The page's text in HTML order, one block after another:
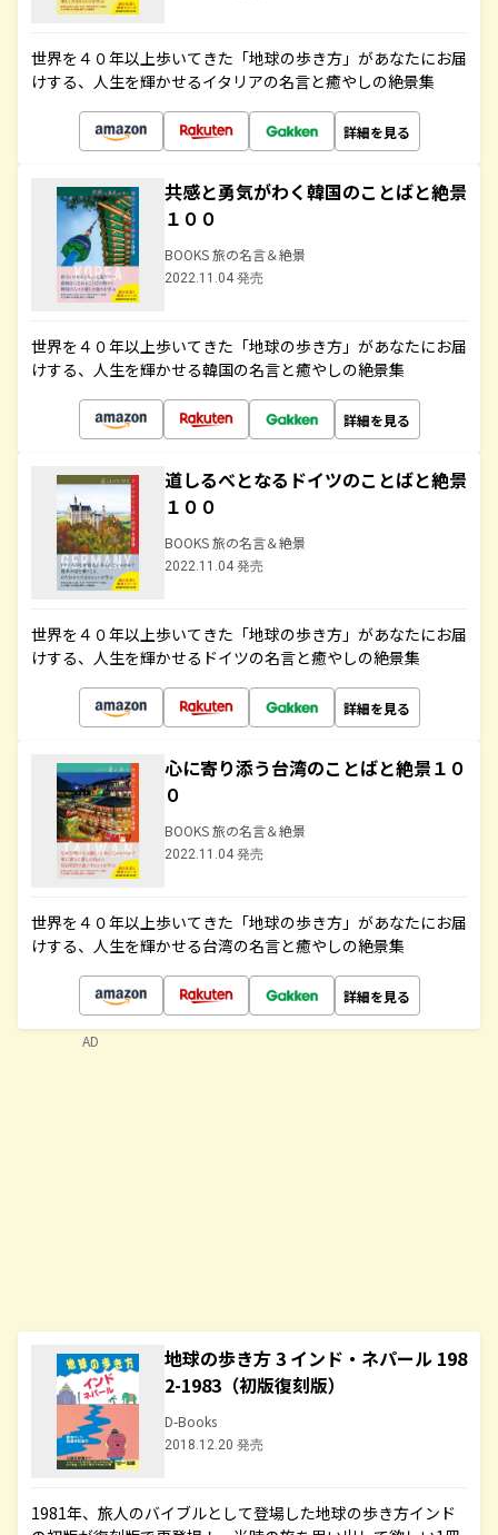
世界を４０年以上歩いてきた「地球の歩き方」があなたにお届
けする、人生を輝かせるイタリアの名言と癒やしの絶景集
詳細を見る
共感と勇気がわく韓国のことばと絶景
１００
BOOKS 旅の名言＆絶景
2022.11.04 発売
世界を４０年以上歩いてきた「地球の歩き方」があなたにお届
けする、人生を輝かせる韓国の名言と癒やしの絶景集
詳細を見る
道しるべとなるドイツのことばと絶景
１００
BOOKS 旅の名言＆絶景
2022.11.04 発売
世界を４０年以上歩いてきた「地球の歩き方」があなたにお届
けする、人生を輝かせるドイツの名言と癒やしの絶景集
詳細を見る
心に寄り添う台湾のことばと絶景１０
０
BOOKS 旅の名言＆絶景
2022.11.04 発売
世界を４０年以上歩いてきた「地球の歩き方」があなたにお届
けする、人生を輝かせる台湾の名言と癒やしの絶景集
詳細を見る
地球の歩き方 3 インド・ネパール 198
2-1983（初版復刻版）
D-Books
2018.12.20 発売
1981年、旅人のバイブルとして登場した地球の歩き方インド
AD